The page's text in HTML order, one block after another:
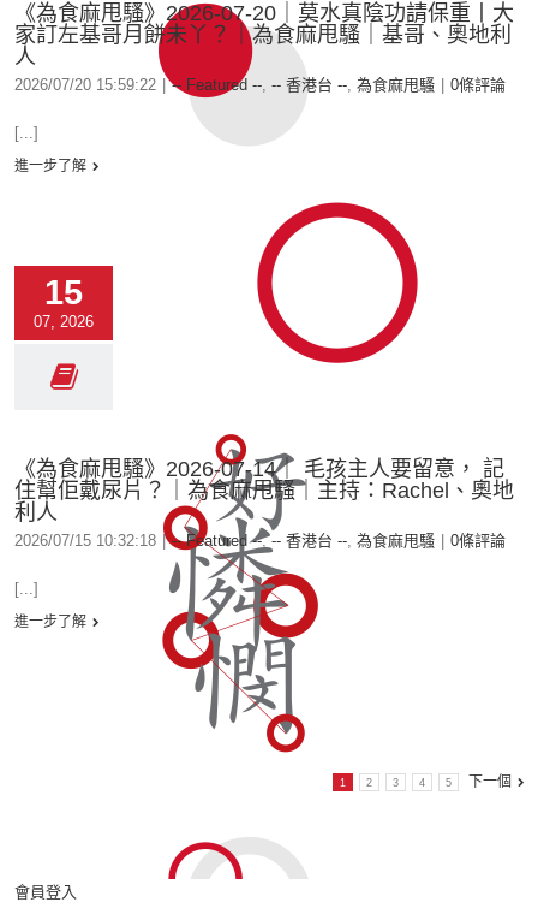
《為食麻甩騷》2026-07-20｜莫水真陰功請保重丨大
家訂左基哥月餅未丫？｜為食麻甩騷｜基哥、奧地利
人
2026/07/20 15:59:22 -- Featured --, -- 香港台 --, 為食麻甩騷 0條評論
[...]
進一步了解
15
07, 2026
《為食麻甩騷》2026-07-14｜ 毛孩主人要留意， 記
住幫佢戴尿片？｜為食麻甩騷｜主持：Rachel、奧地
利人
2026/07/15 10:32:18 | -- Featured --,-- 香港台 --, 為食麻甩騷 0條評論
[...]
進一步了解
1 2 3 4 5 下一個
會員登入